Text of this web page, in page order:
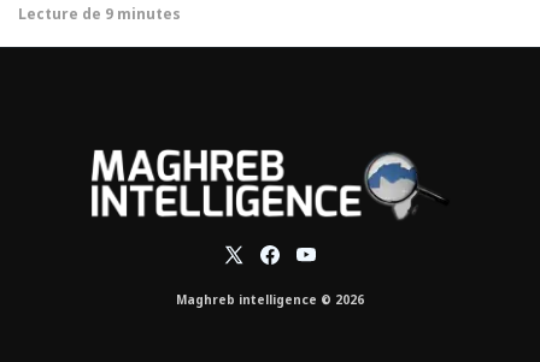
Lecture de 9 minutes
Maghreb intelligence © 2026